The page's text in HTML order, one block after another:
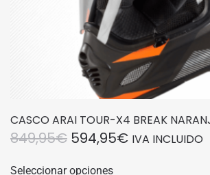
producto
CASCO ARAI TOUR-X4 BREAK
849,95€ EL
594,95€EL
IVA INCLUIDO
Seleccionar opciones